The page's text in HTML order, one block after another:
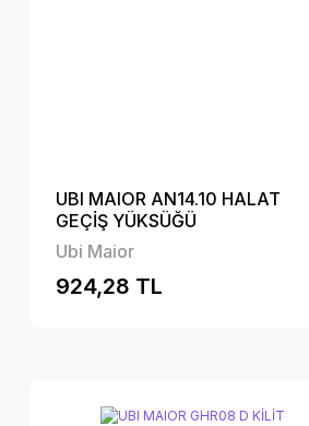
UBI MAIOR AN14.10 HALAT
GEÇİŞ YÜKSÜĞÜ
Ubi Maior
924,28 TL